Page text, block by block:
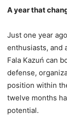
A year that
Just one year
enthusiasts, and
Fala Kazuń can
defense,
position within
twelve months
potential.